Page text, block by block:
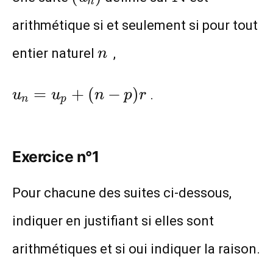
arithmétique si et seulement si pour tout
entier naturel n
n ,
u_n=u_p+
un = up + (n − p)r .
Exercice n°1
Pour chacune des suites ci-dessous,
indiquer en justifiant si elles sont
arithmétiques et si oui indiquer la raison.